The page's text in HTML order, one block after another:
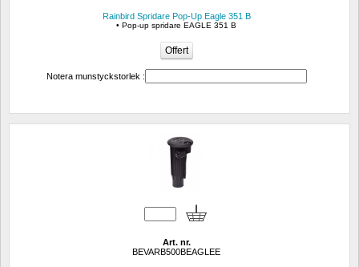
Rainbird Spridare Pop-Up Eagle 351 B
• Pop-up spridare EAGLE 351 B
Notera munstyckstorlek :
Art. nr.
BEVARB500BEAGLEE